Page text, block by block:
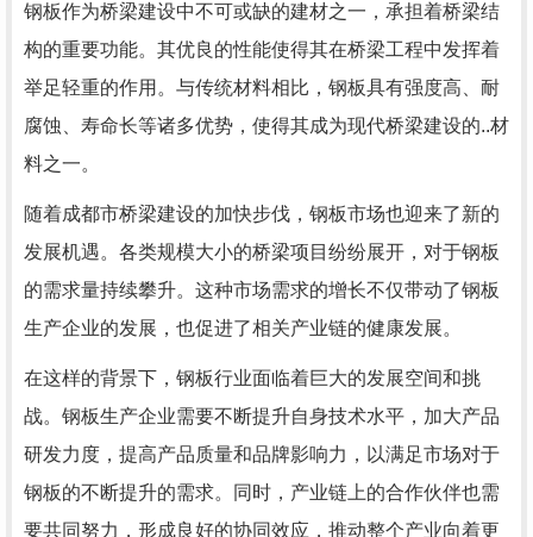
钢板作为桥梁建设中不可或缺的建材之一，承担着桥梁结
构的重要功能。其优良的性能使得其在桥梁工程中发挥着
举足轻重的作用。与传统材料相比，钢板具有强度高、耐
腐蚀、寿命长等诸多优势，使得其成为现代桥梁建设的..材
料之一。
随着成都市桥梁建设的加快步伐，钢板市场也迎来了新的
发展机遇。各类规模大小的桥梁项目纷纷展开，对于钢板
的需求量持续攀升。这种市场需求的增长不仅带动了钢板
生产企业的发展，也促进了相关产业链的健康发展。
在这样的背景下，钢板行业面临着巨大的发展空间和挑
战。钢板生产企业需要不断提升自身技术水平，加大产品
研发力度，提高产品质量和品牌影响力，以满足市场对于
钢板的不断提升的需求。同时，产业链上的合作伙伴也需
要共同努力，形成良好的协同效应，推动整个产业向着更